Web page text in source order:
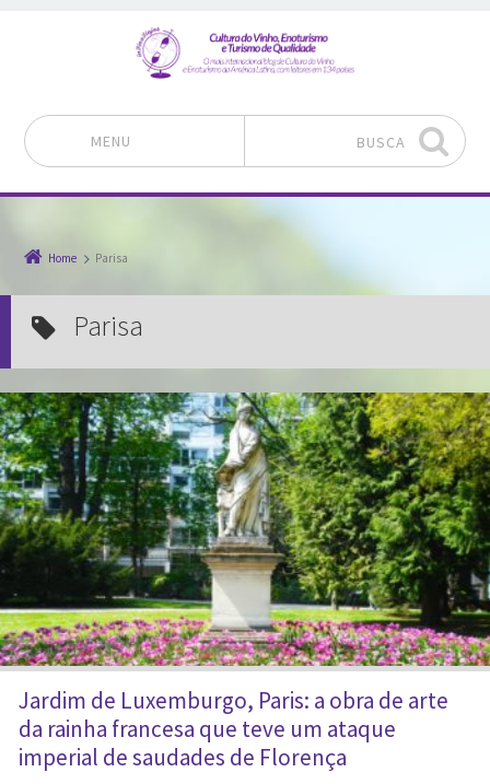
MENU BUSCA
Home Parisa
Parisa
Jardim de Luxemburgo, Paris: a obra de arte
da rainha francesa que teve um ataque
imperial de saudades de Florença